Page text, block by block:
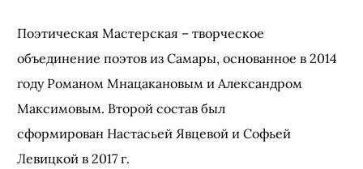
Поэтическая Мастерская – творческое
объединение поэтов из Самары, основанное в 2014
году Романом Мнацакановым и Александром
Максимовым. Второй состав был
сформирован Настасьей Явцевой и Софьей
Левицкой в 2017 г.